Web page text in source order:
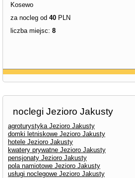
Kosewo
za nocleg od 40 PLN
liczba miejsc: 8
noclegi Jezioro Jakusty
agroturystyka Jezioro Jakusty
domki letniskowe Jezioro Jakusty
hotele Jezioro Jakusty
kwatery prywatne Jezioro Jakusty
pensjonaty Jezioro Jakusty
pola namiotowe Jezioro Jakusty
usługi noclegowe Jezioro Jakusty